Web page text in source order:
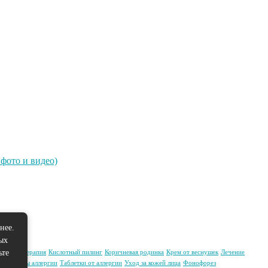
и видео)
Кислотный пилинг Коричневая родинка Крем от веснушек Лечение
Симптомы аллергии Таблетки от аллергии Уход за кожей лица Фонофорез